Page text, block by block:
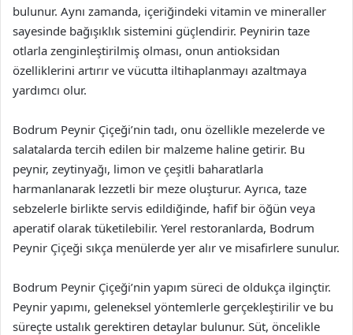
bulunur. Aynı zamanda, içeriğindeki vitamin ve mineraller
sayesinde bağışıklık sistemini güçlendirir. Peynirin taze
otlarla zenginleştirilmiş olması, onun antioksidan
özelliklerini artırır ve vücutta iltihaplanmayı azaltmaya
yardımcı olur.
Bodrum Peynir Çiçeği’nin tadı, onu özellikle mezelerde ve
salatalarda tercih edilen bir malzeme haline getirir. Bu
peynir, zeytinyağı, limon ve çeşitli baharatlarla
harmanlanarak lezzetli bir meze oluşturur. Ayrıca, taze
sebzelerle birlikte servis edildiğinde, hafif bir öğün veya
aperatif olarak tüketilebilir. Yerel restoranlarda, Bodrum
Peynir Çiçeği sıkça menülerde yer alır ve misafirlere sunulur.
Bodrum Peynir Çiçeği’nin yapım süreci de oldukça ilginçtir.
Peynir yapımı, geleneksel yöntemlerle gerçekleştirilir ve bu
süreçte ustalık gerektiren detaylar bulunur. Süt, öncelikle